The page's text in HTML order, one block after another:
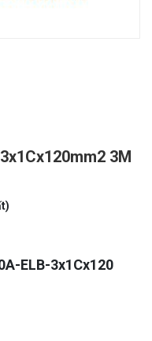
3M
ELB-3x1Cx120